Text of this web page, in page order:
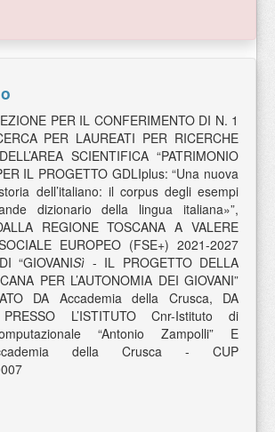
PER IL CONFERIMENTO DI N. 1
PER LAUREATI PER RICERCHE
SCIENTIFICA “PATRIMONIO
IL PROGETTO GDLIplus: “Una nuova
dell’italiano: il corpus degli esempi
dizionario della lingua italiana»”,
REGIONE TOSCANA A VALERE
EUROPEO (FSE+) 2021-2027
“GIOVANISì - IL PROGETTO DELLA
PER L’AUTONOMIA DEI GIOVANI”
DA Accademia della Crusca, DA
PRESSO L’ISTITUTO Cnr-Istituto di
“Antonio Zampolli” E
della Crusca - CUP